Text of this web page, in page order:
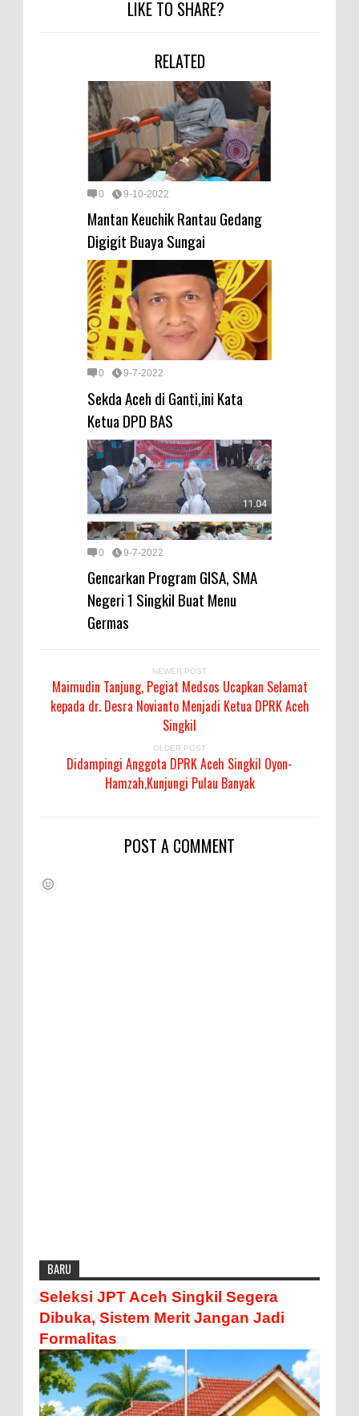
LIKE TO SHARE?
RELATED
0 9-10-2022
Mantan Keuchik Rantau Gedang
Digigit Buaya Sungai
0 9-7-2022
Sekda Aceh di Ganti,ini Kata
Ketua DPD BAS
0 9-7-2022
Gencarkan Program GISA, SMA
Negeri 1 Singkil Buat Menu
Germas
NEWER POST
Maimudin Tanjung, Pegiat Medsos Ucapkan Selamat
kepada dr. Desra Novianto Menjadi Ketua DPRK Aceh
Singkil
OLDER POST
Didampingi Anggota DPRK Aceh Singkil Oyon-
Hamzah,Kunjungi Pulau Banyak
POST A COMMENT
BARU
Seleksi JPT Aceh Singkil Segera
Dibuka, Sistem Merit Jangan Jadi
Formalitas